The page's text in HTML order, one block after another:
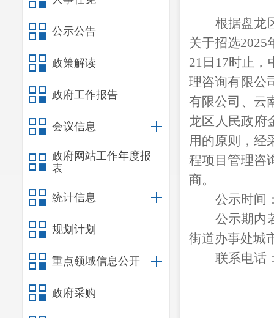
公示公告
政策解读
政府工作报告
会议信息
政府网站工作年度报
表
统计信息
规划计划
重点领域信息公开
政府采购
根据盘龙
关于招选2025
21日17时止，
理咨询有限公
有限公司、云
龙区人民政府
用的原则，经
程项目管理咨
商。
公示时间
公示期内
街道办事处城
联系电话